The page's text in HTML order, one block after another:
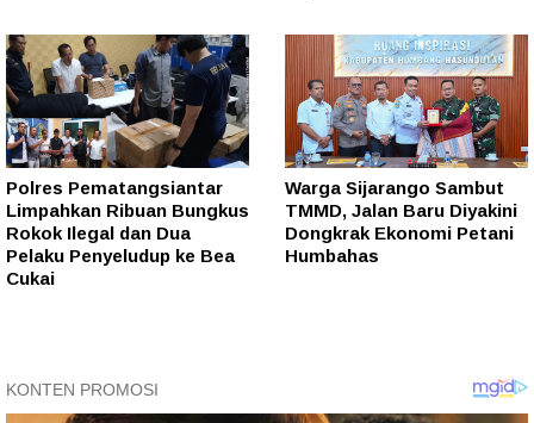
Polres Pematangsiantar
Limpahkan Ribuan Bungkus
Rokok Ilegal dan Dua
Pelaku Penyeludup ke Bea
Cukai
Warga Sijarango Sambut
TMMD, Jalan Baru Diyakini
Dongkrak Ekonomi Petani
Humbahas